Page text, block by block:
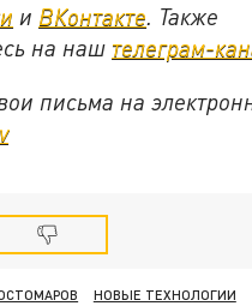
и ВКонтакте . Также
на наш телеграм-
письма на
НОВЫЕ ТЕХНОЛОГИИ